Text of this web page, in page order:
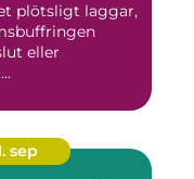
plötsligt laggar,
eller
sep